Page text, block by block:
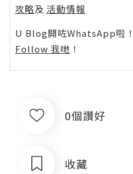
攻略及 活動情報
U Blog開咗WhatsApp啦
Follow 我哋 ！
0個讚好
收藏